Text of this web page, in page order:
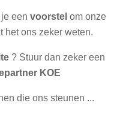
een voorstel om onze
het ons zeker weten.
? Stuur dan zeker een
KOE
die ons steunen ...